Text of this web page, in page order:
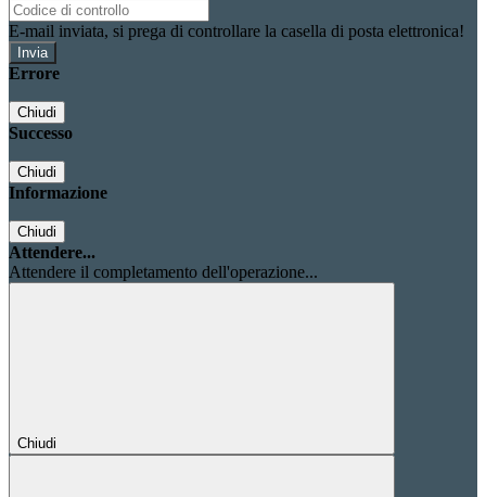
E-mail inviata, si prega di controllare la casella di posta elettronica!
Errore
Chiudi
Successo
Chiudi
Informazione
Chiudi
Attendere...
Attendere il completamento dell'operazione...
Chiudi